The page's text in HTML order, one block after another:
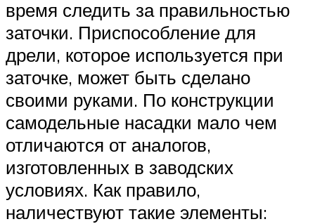
время следить за правильностью
заточки. Приспособление для
дрели, которое используется при
заточке, может быть сделано
своими руками. По конструкции
самодельные насадки мало чем
отличаются от аналогов,
изготовленных в заводских
условиях. Как правило,
наличествуют такие элементы: